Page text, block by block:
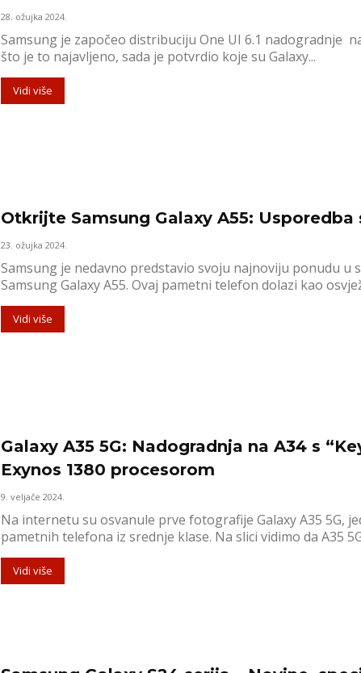
28. ožujka 2024.
Samsung je započeo distribuciju One UI 6.1 nadogradnje
što je to najavljeno, sada je potvrdio koje su Galaxy...
Vidi više
Otkrijte Samsung Galaxy A55:
23. ožujka 2024.
Samsung je nedavno predstavio svoju najnoviju ponudu u
Samsung Galaxy A55. Ovaj pametni telefon dolazi kao
Vidi više
Galaxy A35 5G: Nadogradnja na A34 s
Exynos 1380 procesorom
9. veljače 2024.
Na internetu su osvanule prve fotografije Galaxy A35 5G,
pametnih telefona iz srednje klase. Na slici vidimo da A35
Vidi više